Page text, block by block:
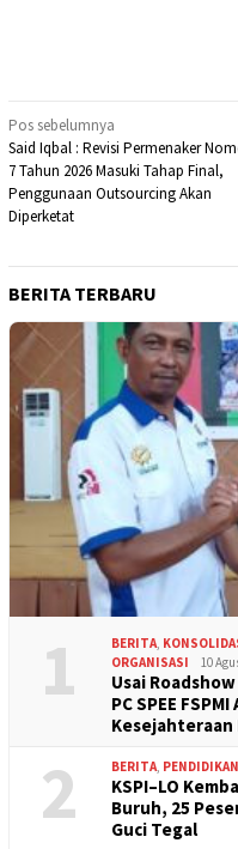
Navigasi
pos
Pos sebelumnya
Said Iqbal : Revisi Permenaker
7 Tahun 2026 Masuki Tahap Final,
Penggunaan Outsourcing Akan
Diperketat
BERITA TERBARU
1 BERITA
ORGANISASI
10
Usai
PC SPEE
2 BERITA PENDIDIKAN
KSPI–LO
Buruh, 25
Guci Tegal